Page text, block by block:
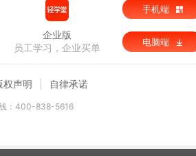
企业版
员工学习，企业买单
手机端
电脑端
权声明 自律承诺
：400-838-5616